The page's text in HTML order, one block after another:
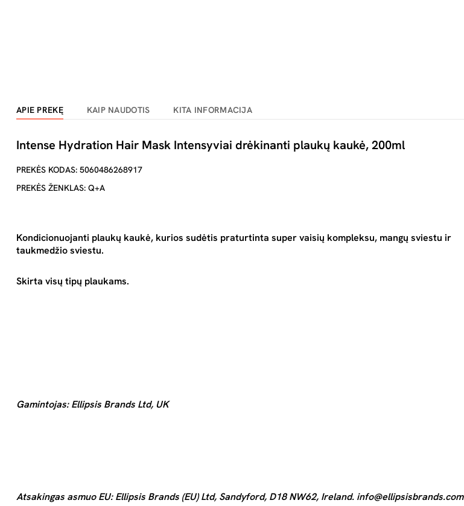
APIE PREKĘ KAIP NAUDOTIS KITA INFORMACIJA
Intense Hydration Hair Mask Intensyviai drėkinanti plaukų kaukė, 200ml
PREKĖS KODAS: 5060486268917
PREKĖS ŽENKLAS: Q+A
Kondicionuojanti plaukų kaukė, kurios sudėtis praturtinta super vaisių kompleksu, mangų sviestu ir
taukmedžio sviestu.
Skirta visų tipų plaukams.
Gamintojas: Ellipsis Brands Ltd, UK
Atsakingas asmuo EU: Ellipsis Brands (EU) Ltd, Sandyford, D18 NW62, Ireland. info@ellipsisbrands.com